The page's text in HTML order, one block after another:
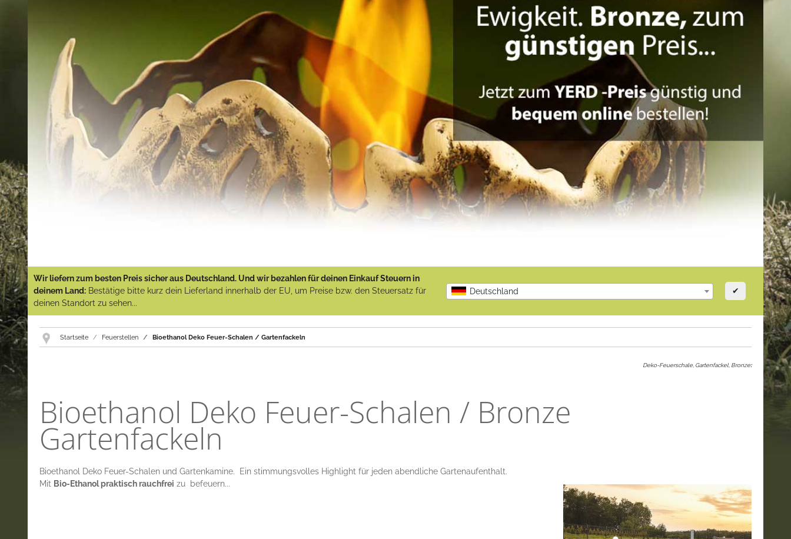
Wir liefern zum besten Preis sicher aus Deutschland. Und wir bezahlen für deinen Einkauf Steuern in
deinem Land: Bestätige bitte kurz dein Lieferland innerhalb der EU, um Preise bzw. den Steuersatz für
deinen Standort zu sehen...
Deutschland ✔
Startseite Feuerstellen Bioethanol Deko Feuer-Schalen / Gartenfackeln
Deko-Feuerschale, Gartenfackel, Bronze:
Bioethanol Deko Feuer-Schalen / Bronze
Gartenfackeln
Bioethanol Deko Feuer-Schalen und Gartenkamine. Ein stimmungsvolles Highlight für jeden abendliche Gartenaufenthalt.
Mit Bio-Ethanol praktisch rauchfrei zu befeuern...